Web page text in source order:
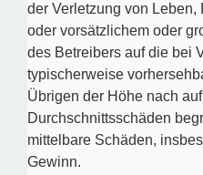
der Verletzung von Leben,
oder vorsätzlichem oder
des Betreibers auf die bei
typischerweise
Übrigen der Höhe nach
Durchschnittsschäden
mittelbare Schäden,
Gewinn.